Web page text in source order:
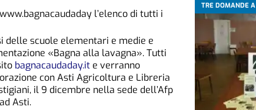
l’elenco di tutti i
delle scuole elementari e medie e
«Bagna alla lavagna». Tutti
bagnacaudaday.it e verranno
con Asti Agricoltura e Libreria
il 9 dicembre nella sede dell’Afp
Asti.
TRE DOMANDE A